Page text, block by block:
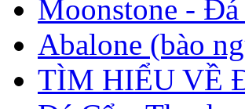
Moonstone - Đá
Abalone (bào
TÌM HIỂU VỀ